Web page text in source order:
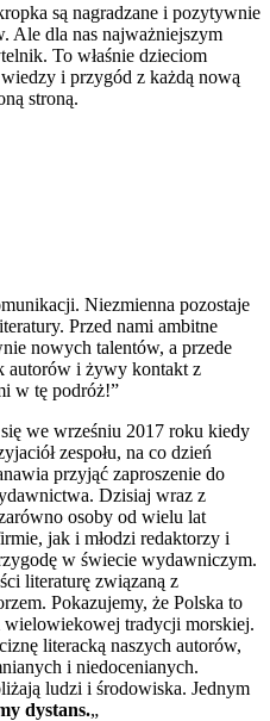
są nagradzane i pozytywnie
Ale dla nas najważniejszym
To właśnie dzieciom
i przygód z każdą nową
stroną.
Niezmienna pozostaje
Przed nami ambitne
nowych talentów, a przede
autorów i żywy kontakt z
w tę podróż!”
we wrześniu 2017 roku kiedy
zespołu, na co dzień
przyjąć zaproszenie do
Dzisiaj wraz z
osoby od wielu lat
jak i młodzi redaktorzy i
w świecie wydawniczym.
literaturę związaną z
Pokazujemy, że Polska to
tradycji morskiej.
literacką naszych autorów,
i niedocenianych.
ludzi i środowiska. Jednym
dystans.„